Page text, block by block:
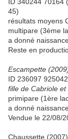
45)
résultats moyens
multipare (3ème
a donné
Reste en
Escampette
ID 236097 925042
fille de Cabriole
primipare (1ère
a donné
Vendue le 22/08/
Chaussette (2007),